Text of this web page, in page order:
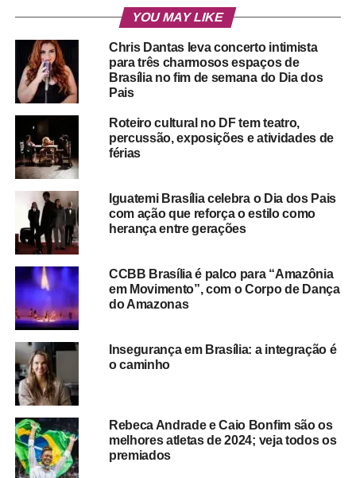
YOU MAY LIKE
Chris Dantas leva concerto intimista
para três charmosos espaços de
Brasília no fim de semana do Dia dos
Pais
Roteiro cultural no DF tem teatro,
percussão, exposições e atividades de
férias
Iguatemi Brasília celebra o Dia dos Pais
com ação que reforça o estilo como
herança entre gerações
CCBB Brasília é palco para “Amazônia
em Movimento”, com o Corpo de Dança
do Amazonas
Insegurança em Brasília: a integração é
o caminho
Rebeca Andrade e Caio Bonfim são os
melhores atletas de 2024; veja todos os
premiados